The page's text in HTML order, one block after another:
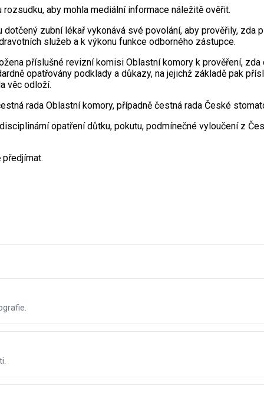
aby mohla mediální informace náležitě ověřit.
zubní lékař vykonává své povolání, aby prověřily,
služeb a k výkonu funkce odborného zástupce.
příslušné revizní komisi Oblastní komory k prověření,
opatřovány podklady a důkazy, na jejichž základě pak
věc odloží.
rada Oblastní komory, případně čestná rada České
opatření důtku, pokutu, podmínečné vyloučení z